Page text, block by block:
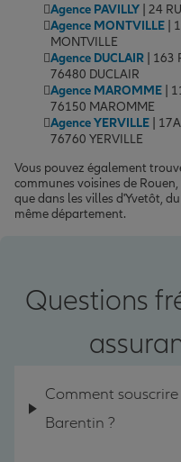
Agence PAVILLY | 24
Agence MONTVILLE |
MONTVILLE
Agence DUCLAIR | 163
76480 DUCLAIR
Agence MAROMME |
76150 MAROMME
Agence YERVILLE |
76760 YERVILLE
Vous pouvez également
communes voisines de
que dans les villes d'Yvetôt,
même département.
Questions
Comment
Barentin ?